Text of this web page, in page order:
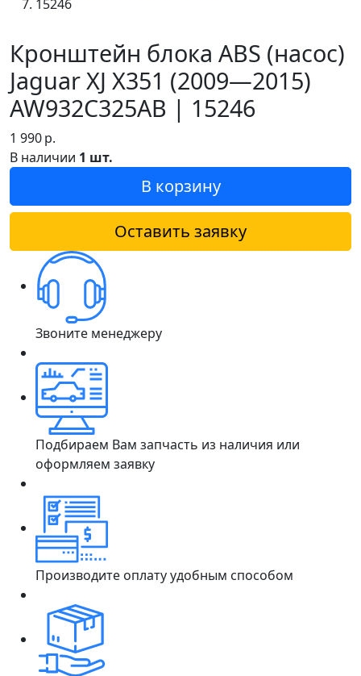
15246
Кронштейн блока ABS (насос)
Jaguar XJ X351 (2009—2015)
AW932C325AB | 15246
1 990р.
В наличии 1 шт.
В корзину
Оставить заявку
Звоните менеджеру
Подбираем Вам запчасть из наличия или
оформляем заявку
Производите оплату удобным способом